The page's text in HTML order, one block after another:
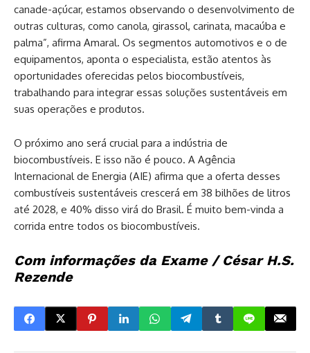
canade-açúcar, estamos observando o desenvolvimento de
outras culturas, como canola, girassol, carinata, macaúba e
palma”, afirma Amaral. Os segmentos automotivos e o de
equipamentos, aponta o especialista, estão atentos às
oportunidades oferecidas pelos biocombustíveis,
trabalhando para integrar essas soluções sustentáveis em
suas operações e produtos.
O próximo ano será crucial para a indústria de
biocombustíveis. E isso não é pouco. A Agência
Internacional de Energia (AIE) afirma que a oferta desses
combustíveis sustentáveis crescerá em 38 bilhões de litros
até 2028, e 40% disso virá do Brasil. É muito bem-vinda a
corrida entre todos os biocombustíveis.
Com informações da Exame / César H.S.
Rezende